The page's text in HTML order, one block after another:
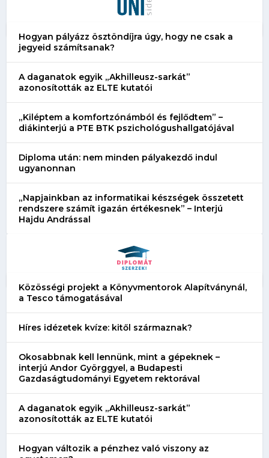
Hogyan pályázz ösztöndíjra úgy, hogy ne csak a
jegyeid számítsanak?
A daganatok egyik „Akhilleusz-sarkát”
azonosították az ELTE kutatói
„Kiléptem a komfortzónámból és fejlődtem” –
diákinterjú a PTE BTK pszichológushallgatójával
Diploma után: nem minden pályakezdő indul
ugyanonnan
„Napjainkban az informatikai készségek összetett
rendszere számít igazán értékesnek” – Interjú
Hajdu Andrással
Közösségi projekt a Könyvmentorok Alapítványnál,
a Tesco támogatásával
Híres idézetek kvíze: kitől származnak?
Okosabbnak kell lennünk, mint a gépeknek –
interjú Andor Györggyel, a Budapesti
Gazdaságtudományi Egyetem rektorával
A daganatok egyik „Akhilleusz-sarkát”
azonosították az ELTE kutatói
Hogyan változik a pénzhez való viszony az